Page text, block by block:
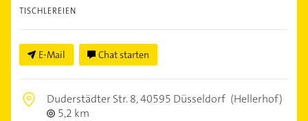
TISCHLEREIEN
E-Mail Chat starten
Duderstädter Str. 8,40595 Düsseldorf (Hellerhof)
5,2 km